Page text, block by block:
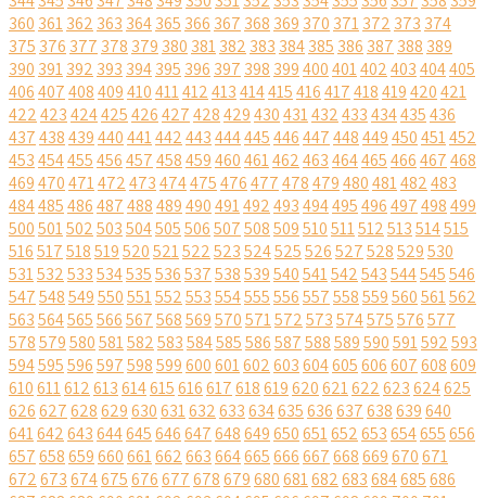
360 361362 363 364365 366 367 368 369 370 371372 373 374
375 376 377 378 379 380 381382 383 384385 386 387 388 389
390 391392 393 394395 396 397 398 399400401402403404405
406407408409410411412413414415416417418419420421
422423424425426427428429430431432433434435436
437438439440441442443444445446447448449450451452
453454455456457458459460461462463464465466467468
469470471472473474475476477478479480481482483
484485486487488489490491492493494495496497498499
500501502503504505506507508509510511512513514515
516517518519520521522523524525526527528529530
531532533534535536537538539540541542543544545546
547548549550551552553554555556557558559560561562
563564565566567568569570571572573574575576577
578579580581582583584585586587588589590591592593
594595596597598599600601602603604605606607608609
610611612613614615616617618619620621622623624625
626627628629630631632633634635636637638639640
641642643644645646647648649650651652653654655656
657658659660661662663664665666667668669670671
672673674675676677678679680681682683684685686